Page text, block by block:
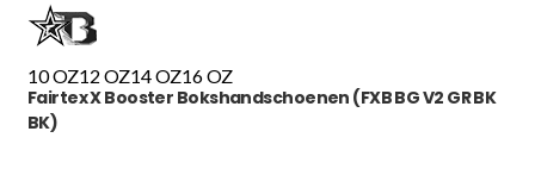
10 OZ12 OZ14 OZ16 OZ
Fairtex X Booster Bokshandschoenen (FXB BG V2 GR BK
BK)